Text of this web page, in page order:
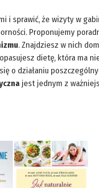
i sprawić, że wizyty w
Proponujemy
. Znajdziesz w nich
dietę, która ma
o działaniu
jest jednym z